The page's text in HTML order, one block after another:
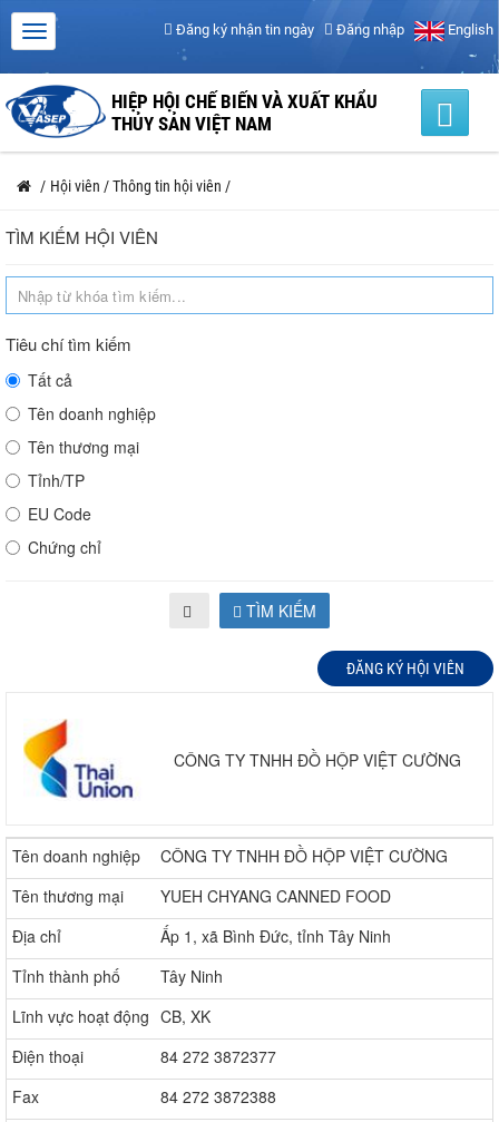
Đăng ký nhận tin ngày Đăng nhập English
HIỆP HỘI CHẾ BIẾN VÀ XUẤT KHẨU
THỦY SẢN VIỆT NAM
/ Hội viên /Thông tin hội viên /
TÌM KIẾM HỘI VIÊN
Tiêu chí tìm kiếm
Tất cả
Tên doanh nghiệp
Tên thương mại
Tỉnh/TP
EU Code
Chứng chỉ
TÌM KIẾM
ĐĂNG KÝ HỘI VIÊN
CÔNG TY TNHH ĐỒ HỘP VIỆT CƯỜNG
Tên doanh nghiệp
CÔNG TY TNHH ĐỒ HỘP VIỆT CƯỜNG
Tên thương mại
YUEH CHYANG CANNED FOOD
Địa chỉ
Ấp 1, xã Bình Đức, tỉnh Tây Ninh
Tỉnh thành phố
Tây Ninh
Lĩnh vực hoạt động CB, XK
Điện thoại
84 272 3872377
Fax
84 272 3872388